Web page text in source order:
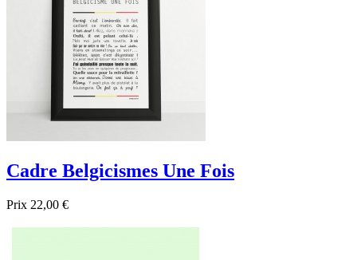
Cadre Belgicismes Une Fois
Prix 22,00 €